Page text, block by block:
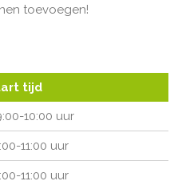
toevoegen!
tijd
10:00 uur
11:00 uur
11:00 uur